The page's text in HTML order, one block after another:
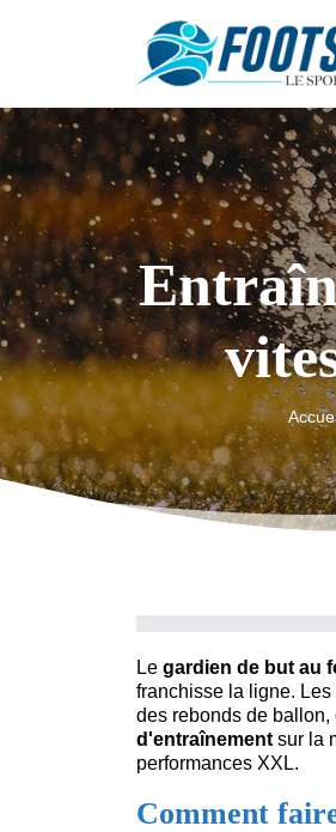
Le gardien de but au
franchisse la ligne.
des rebonds de
d'entraînement sur la
performances XXL.
Comment